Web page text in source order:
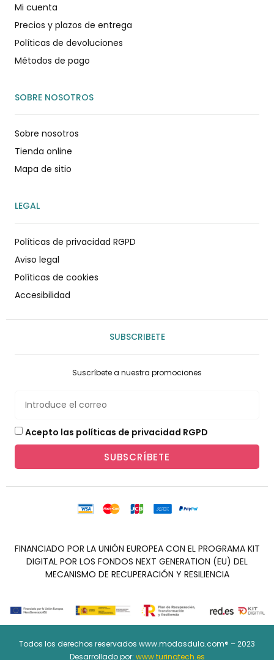
Mi cuenta
Precios y plazos de entrega
Políticas de devoluciones
Métodos de pago
SOBRE NOSOTROS
Sobre nosotros
Tienda online
Mapa de sitio
LEGAL
Políticas de privacidad RGPD
Aviso legal
Políticas de cookies
Accesibilidad
SUBSCRIBETE
Suscríbete a nuestra promociones
Acepto las políticas de privacidad RGPD
SUBSCRÍBETE
FINANCIADO POR LA UNIÓN EUROPEA CON EL PROGRAMA KIT
DIGITAL POR LOS FONDOS NEXT GENERATION (EU) DEL
MECANISMO DE RECUPERACIÓN Y RESILIENCIA
Todos los derechos reservados www.modasdula.com® – 2023
Desarrollado por: www.turingtech.es